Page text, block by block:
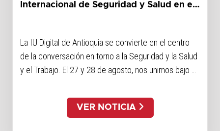
Internacional de Seguridad y Salud en el
La IU Digital de Antioquia se convierte en el centro
de la conversación en torno a la Seguridad y la Salud
y el Trabajo. El 27 y 28 de agosto, nos unimos bajo el
expertos de nueve países en un evento híbrido.
VER NOTICIA